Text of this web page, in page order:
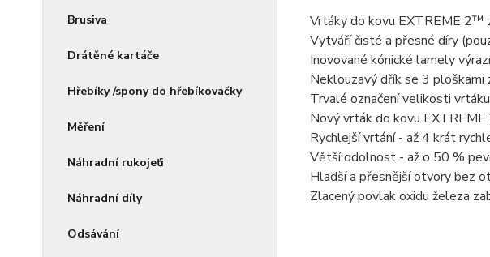
Brusiva
Drátěné kartáče
Hřebíky /spony do hřebíkovačky
Měření
Náhradní rukojeťi
Náhradní díly
Odsávání
Vrtáky do kovu EXTREME 2™
Vytváří čisté a přesné díry
Inovované kónické lamely
Neklouzavý dřík se 3 ploškami
Trvalé označení velikosti
Nový vrták do kovu
Rychlejší vrtání - až 4 krát
Větší odolnost - až o 50 %
Hladší a přesnější otvory bez
Zlacený povlak oxidu železa